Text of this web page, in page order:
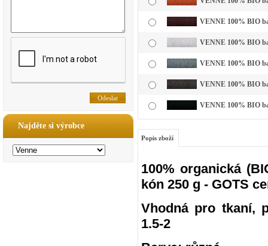
Najděte si výrobce
VENNE 100% BIO
VENNE 100% BIO
VENNE 100% BIO
VENNE 100% BIO
VENNE 100% BIO
Popis zboží
100% organická
kón 250 g - GOTS
Vhodná pro tkaní,
1.5-2